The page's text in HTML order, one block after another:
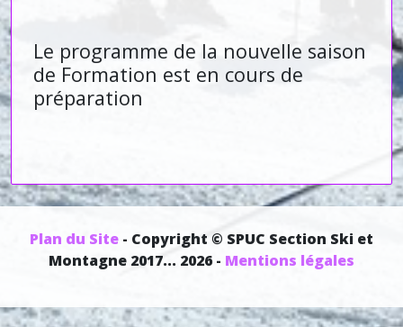
Le programme de la nouvelle saison
de Formation est en cours de
préparation
Plan du Site - Copyright © SPUC Section Ski et
Montagne 2017... 2026 - Mentions légales